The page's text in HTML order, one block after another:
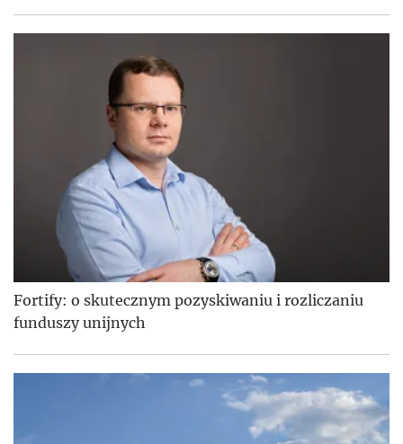
Fortify: o skutecznym pozyskiwaniu i rozliczaniu
funduszy unijnych